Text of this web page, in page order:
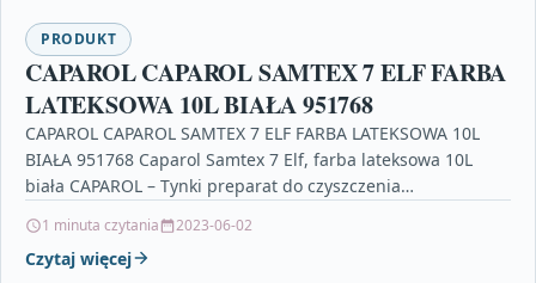
PRODUKT
CAPAROL CAPAROL SAMTEX 7 ELF FARBA
LATEKSOWA 10L BIAŁA 951768
CAPAROL CAPAROL SAMTEX 7 ELF FARBA LATEKSOWA 10L
BIAŁA 951768 Caparol Samtex 7 Elf, farba lateksowa 10L
biała CAPAROL – Tynki preparat do czyszczenia…
1 minuta czytania 2023-06-02
Czytaj więcej